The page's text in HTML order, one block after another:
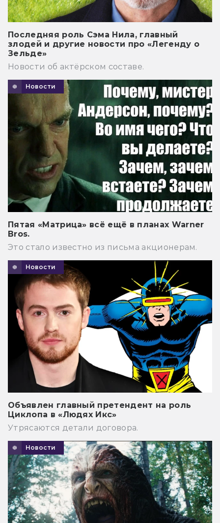
Последняя роль Сэма Нила, главный
злодей и другие новости про «Легенду о
Зельде»
Новости об актёрском составе.
Новости
Пятая «Матрица» всё ещё в планах Warner
Bros.
Это стало известно из письма акционерам.
Новости
Объявлен главный претендент на роль
Циклопа в «Людях Икс»
Утрясаются детали договора.
Новости